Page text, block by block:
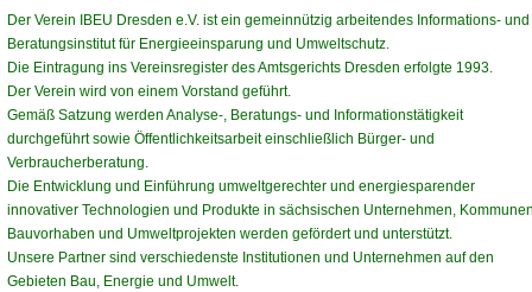
Der Verein IBEU Dresden e.V. ist ein gemeinnützig arbeitendes Informations- und
Beratungsinstitut für Energieeinsparung und Umweltschutz.
Die Eintragung ins Vereinsregister des Amtsgerichts Dresden erfolgte 1993.
Der Verein wird von einem Vorstand geführt.
Gemäß Satzung werden Analyse-, Beratungs- und Informationstätigkeit
durchgeführt sowie Öffentlichkeitsarbeit einschließlich Bürger- und
Verbraucherberatung.
Die Entwicklung und Einführung umweltgerechter und energiesparender
innovativer Technologien und Produkte in sächsischen Unternehmen,
Bauvorhaben und Umweltprojekten werden gefördert und unterstützt.
Unsere Partner sind verschiedenste Institutionen und Unternehmen auf den
Gebieten Bau, Energie und Umwelt.